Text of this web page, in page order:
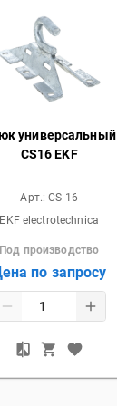
универсальный
CS16 EKF
Арт.:CS-16
EKF electrotechnica
Под производство
по запросу